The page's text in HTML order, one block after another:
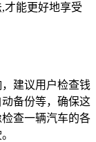
才能更好地享受
建议用户检查钱
备份等，确保这
查一辆汽车的各